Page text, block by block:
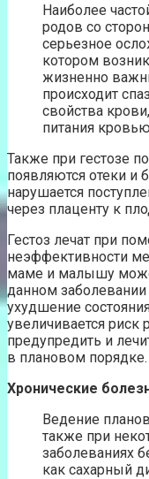
Наиболее
родов со
серьезное
котором
жизненно
происходит
свойства
питания
Также при гестозе
появляются отеки и
нарушается
через плаценту к
Гестоз лечат при
неэффективности
маме и малышу
данном
ухудшение
увеличивается риск
предупредить и
в плановом порядке.
Хронические
Ведение
также при
заболеваниях
как сахарный